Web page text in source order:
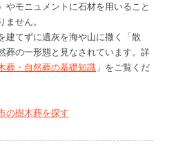
やモニュメントに石材を用いること
ません。
建てずに遺灰を海や山に撒く「散
葬の一形態と見なされています。詳
葬・自然葬の基礎知識 」をご覧くだ
の樹木葬を探す